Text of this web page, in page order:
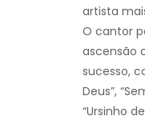
artista
O cantor
ascensão
sucesso,
Deus”,
“Ursinho